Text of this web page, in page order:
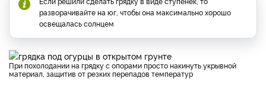
разворачивайте на юг, чтобы она максимально хорошо
освещалась солнцем
При похолодании на грядку с опорами просто накинуть укрывной
материал, защитив от резких перепадов температур